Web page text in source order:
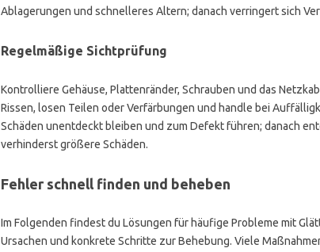
Ablagerungen und schnelleres Altern; danach verringert sich
Regelmäßige Sichtprüfung
Kontrolliere Gehäuse, Plattenränder, Schrauben und das
Rissen, losen Teilen oder Verfärbungen und handle bei
Schäden unentdeckt bleiben und zum Defekt führen; danach
verhinderst größere Schäden.
Fehler schnell finden und beheben
Im Folgenden findest du Lösungen für häufige Probleme mit
Ursachen und konkrete Schritte zur Behebung. Viele